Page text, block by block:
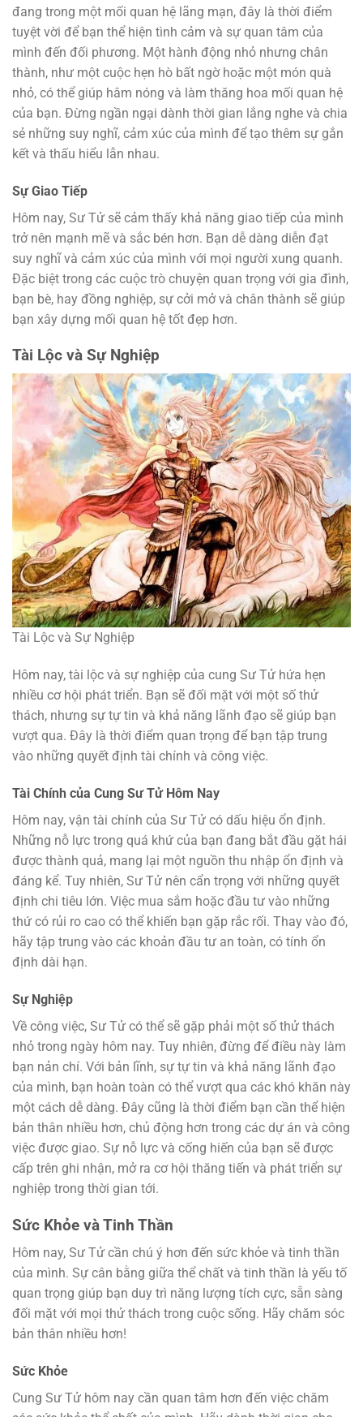
đang trong một mối quan hệ lãng mạn, đây là thời điểm
tuyệt vời để bạn thể hiện tình cảm và sự quan tâm của
mình đến đối phương. Một hành động nhỏ nhưng chân
thành, như một cuộc hẹn hò bất ngờ hoặc một món quà
nhỏ, có thể giúp hâm nóng và làm thăng hoa mối quan hệ
của bạn. Đừng ngần ngại dành thời gian lắng nghe và chia
sẻ những suy nghĩ, cảm xúc của mình để tạo thêm sự gắn
kết và thấu hiểu lẫn nhau.
Sự Giao Tiếp
Hôm nay, Sư Tử sẽ cảm thấy khả năng giao tiếp của mình
trở nên mạnh mẽ và sắc bén hơn. Bạn dễ dàng diễn đạt
suy nghĩ và cảm xúc của mình với mọi người xung quanh.
Đặc biệt trong các cuộc trò chuyện quan trọng với gia đình,
bạn bè, hay đồng nghiệp, sự cởi mở và chân thành sẽ giúp
bạn xây dựng mối quan hệ tốt đẹp hơn.
Tài Lộc và Sự Nghiệp
Tài Lộc và Sự Nghiệp
Hôm nay, tài lộc và sự nghiệp của cung Sư Tử hứa hẹn
nhiều cơ hội phát triển. Bạn sẽ đối mặt với một số thử
thách, nhưng sự tự tin và khả năng lãnh đạo sẽ giúp bạn
vượt qua. Đây là thời điểm quan trọng để bạn tập trung
vào những quyết định tài chính và công việc.
Tài Chính của Cung Sư Tử Hôm Nay
Hôm nay, vận tài chính của Sư Tử có dấu hiệu ổn định.
Những nỗ lực trong quá khứ của bạn đang bắt đầu gặt hái
được thành quả, mang lại một nguồn thu nhập ổn định và
đáng kể. Tuy nhiên, Sư Tử nên cẩn trọng với những quyết
định chi tiêu lớn. Việc mua sắm hoặc đầu tư vào những
thứ có rủi ro cao có thể khiến bạn gặp rắc rối. Thay vào đó,
hãy tập trung vào các khoản đầu tư an toàn, có tính ổn
định dài hạn.
Sự Nghiệp
Về công việc, Sư Tử có thể sẽ gặp phải một số thử thách
nhỏ trong ngày hôm nay. Tuy nhiên, đừng để điều này làm
bạn nản chí. Với bản lĩnh, sự tự tin và khả năng lãnh đạo
của mình, bạn hoàn toàn có thể vượt qua các khó khăn này
một cách dễ dàng. Đây cũng là thời điểm bạn cần thể hiện
bản thân nhiều hơn, chủ động hơn trong các dự án và công
việc được giao. Sự nỗ lực và cống hiến của bạn sẽ được
cấp trên ghi nhận, mở ra cơ hội thăng tiến và phát triển sự
nghiệp trong thời gian tới.
Sức Khỏe và Tinh Thần
Hôm nay, Sư Tử cần chú ý hơn đến sức khỏe và tinh thần
của mình. Sự cân bằng giữa thể chất và tinh thần là yếu tố
quan trọng giúp bạn duy trì năng lượng tích cực, sẵn sàng
đối mặt với mọi thử thách trong cuộc sống. Hãy chăm sóc
bản thân nhiều hơn!
Sức Khỏe
Cung Sư Tử hôm nay cần quan tâm hơn đến việc chăm